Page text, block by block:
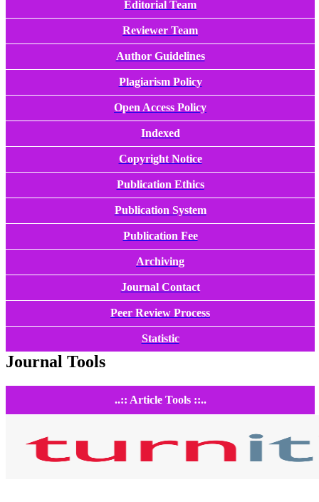
Editorial Team
Reviewer Team
Author Guidelines
Plagiarism Policy
Open Access Policy
Indexed
Copyright Notice
Publication Ethics
Publication System
Publication Fee
Archiving
Journal Contact
Peer Review Process
Statistic
Journal Tools
..:: Article Tools ::..